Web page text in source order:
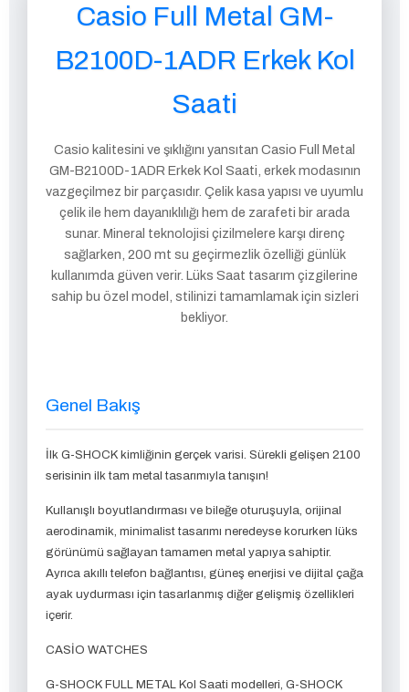
Casio Full Metal GM-
B2100D-1ADR Erkek Kol
Saati
Casio kalitesini ve şıklığını yansıtan Casio Full Metal
GM-B2100D-1ADR Erkek Kol Saati, erkek modasının
vazgeçilmez bir parçasıdır. Çelik kasa yapısı ve uyumlu
çelik ile hem dayanıklılığı hem de zarafeti bir arada
sunar. Mineral teknolojisi çizilmelere karşı direnç
sağlarken, 200 mt su geçirmezlik özelliği günlük
kullanımda güven verir. Lüks Saat tasarım çizgilerine
sahip bu özel model, stilinizi tamamlamak için sizleri
bekliyor.
Genel Bakış
İlk G-SHOCK kimliğinin gerçek varisi. Sürekli gelişen 2100
serisinin ilk tam metal tasarımıyla tanışın!
Kullanışlı boyutlandırması ve bileğe oturuşuyla, orijinal
aerodinamik, minimalist tasarımı neredeyse korurken lüks
görünümü sağlayan tamamen metal yapıya sahiptir.
Ayrıca akıllı telefon bağlantısı, güneş enerjisi ve dijital çağa
ayak uydurması için tasarlanmış diğer gelişmiş özellikleri
içerir.
CASİO WATCHES
G-SHOCK FULL METAL Kol Saati modelleri, G-SHOCK